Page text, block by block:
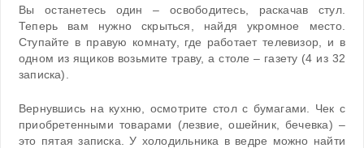
Вы останетесь один – освободитесь, раскачав стул.
Теперь вам нужно скрыться, найдя укромное место.
Ступайте в правую комнату, где работает телевизор, и в
одном из ящиков возьмите траву, а столе – газету (4 из 32
записка).
Вернувшись на кухню, осмотрите стол с бумагами. Чек с
приобретенными товарами (лезвие, ошейник, бечевка) –
это пятая записка. У холодильника в ведре можно найти